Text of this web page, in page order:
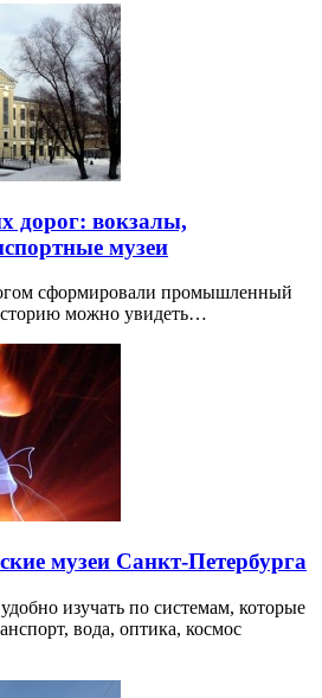
дорог: вокзалы,
музеи
сформировали промышленный
можно увидеть…
музеи Санкт-Петербурга
изучать по системам, которые
вода, оптика, космос